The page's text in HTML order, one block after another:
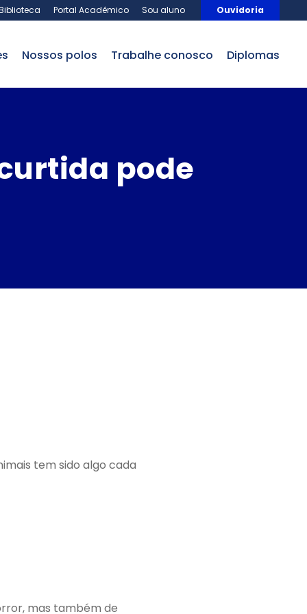
Portal Acadêmico Sou aluno Ouvidoria
nossos polos trabalhe conosco Diplomas
pode
tem sido algo cada
mas também de